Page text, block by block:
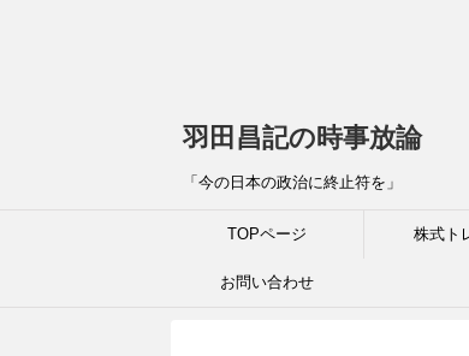
羽田昌記の時事放論
「今の日本の政治に終止符を」
TOPページ 株式ト
お問い合わせ